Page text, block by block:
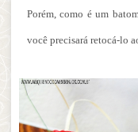
Porém, como é um
você precisará retocá-lo